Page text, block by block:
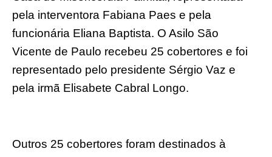
pela interventora Fabiana Paes e pela
funcionária Eliana Baptista. O Asilo São
Vicente de Paulo recebeu 25 cobertores e foi
representado pelo presidente Sérgio Vaz e
pela irmã Elisabete Cabral Longo.
Outros 25 cobertores foram destinados à